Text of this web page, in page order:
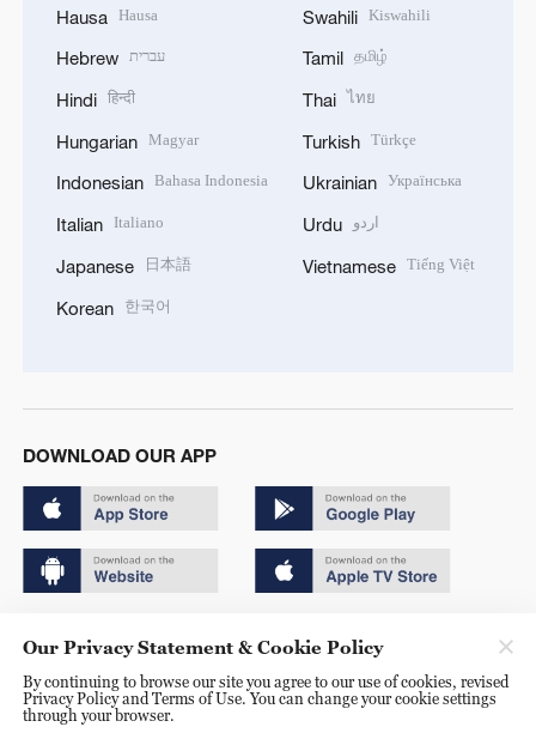
Hausa Hausa
Hebrew עברית
Hindi हिन्दी
Hungarian Magyar
Indonesian Bahasa Indonesia
Italian Italiano
Japanese 日本語
Korean 한국어
Swahili Kiswahili
Tamil தமிழ்
Thai ไทย
Turkish Türkçe
Ukrainian Українська
Urdu اردو
Vietnamese Tiếng Việt
DOWNLOAD OUR APP
京ICP备20000184号
京公网安备 11010502050052号
Our Privacy Statement & Cookie Policy
By continuing to browse our site you agree to our use of cookies, revised
Privacy Policy and Terms of Use. You can change your cookie settings
through your browser.